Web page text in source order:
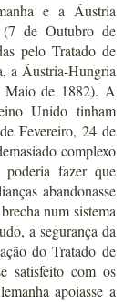
e a Áustria
de Outubro de
pelo Tratado de
a Áustria-Hungria
Maio de 1882). A
Unido tinham
Fevereiro, 24 de
complexo
poderia fazer que
abandonasse
num sistema
a segurança da
do Tratado de
satisfeito com os
apoiasse a